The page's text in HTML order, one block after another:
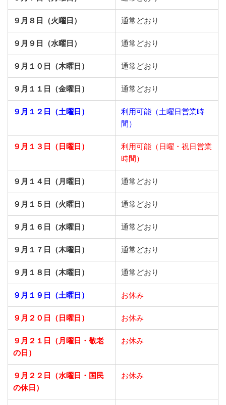
９月８日（火曜日） 通常どおり
９月９日（水曜日） 通常どおり
９月１０日（木曜日） 通常どおり
９月１１日（金曜日） 通常どおり
９月１２日（土曜日）
利用可能（土曜日営業時
間）
９月１３日（日曜日）
利用可能（日曜・祝日営業
時間）
９月１４日（月曜日） 通常どおり
９月１５日（火曜日） 通常どおり
９月１６日（水曜日） 通常どおり
９月１７日（木曜日） 通常どおり
９月１８日（木曜日） 通常どおり
９月１９日（土曜日） お休み
９月２０日（日曜日） お休み
９月２１日
（月曜日・敬老
の日）
お休み
９月２２日
（水曜日・国民
の休日）
お休み